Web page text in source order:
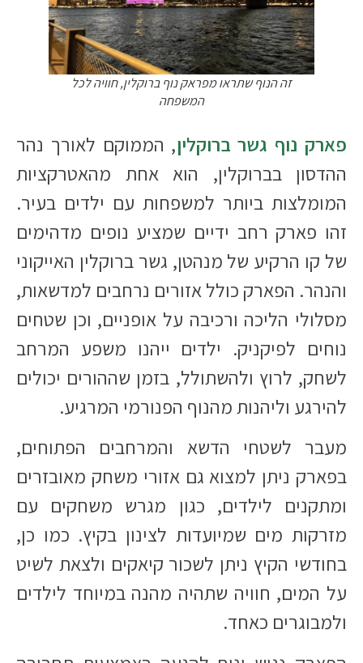
זה הנוף שתראו מפראק נוף ברוקלין, חוויה לכל
המשפחה
פארק נוף גשר ברוקלין, הממוקם לאורך נהר
ההדסון בברוקלין, הוא אחת מהאטרקציות
המומלצות ביותר למשפחות עם ילדים בעיר.
זהו פארק רחב ידיים שמציע נופים מדהימים
של קו הרקיע של מנהטן, גשר ברוקלין האייקוני
והנהר. הפארק כולל אזורים נרחבים למדשאות,
מסלולי הליכה ורכיבה על אופניים, וכן שטחים
נוחים לפיקניק. ילדים ייהנו משפע המרחב
לשחק, לרוץ ולהשתולל, בזמן שההורים יכולים
להירגע וליהנות מהנוף הפנורמי המרגיע.
מעבר לשטחי הדשא והמרחבים הפתוחים,
בפארק ניתן למצוא גם אזורי משחק מאובזרים
ומתקנים לילדים, כגון מגרש משחקים עם
מזרקות מים שמיועדות לצינון בקיץ. כמו כן,
בחודשי הקיץ ניתן לשכור קיאקים ולצאת לשיט
על המים, חוויה שתהיה מהנה במיוחד לילדים
ולמבוגרים כאחד.